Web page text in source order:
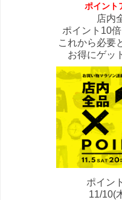
ポイント
店内
ポイント10
これから必要
お得にゲッ
ポイン
11/10(